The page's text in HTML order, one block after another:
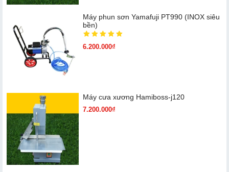
Máy phun sơn Yamafuji PT990 (INOX siêu
bền)
6.200.000₫
Máy cưa xương Hamiboss-j120
7.200.000₫